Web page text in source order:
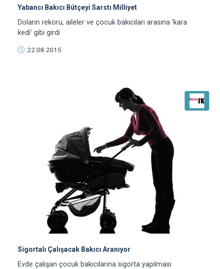
Yabancı Bakıcı Bütçeyi Sarstı Milliyet
Doların rekoru, aileler ve çocuk bakıcıları arasına ‘kara
kedi’ gibi girdi
22.08.2015
Sigortalı Çalışacak Bakıcı Aranıyor
Evde çalışan çocuk bakıcılarına sigorta yapılması